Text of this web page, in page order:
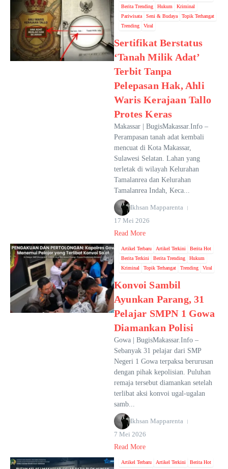
Berita Trending
Hukum
Kriminal
Pariwisata
Seni & Budaya
Topik Terhangat
Trending
Viral
Sertifikat Berstatus
‘Tanah Milik Adat’
Terbit Tanpa
Pelepasan Hak, Ahli
Waris Kerajaan Tallo
Protes Keras
Makassar | BugisMakassar.Info –
Perampasan tanah adat kembali
mencuat di Kota Makassar,
Sulawesi Selatan. Lahan yang
terletak di wilayah Kelurahan
Tamalanrea dan Kelurahan
Tamalanrea Indah, Keca...
Ikhsan Mapparenta
17 Mei 2026
Read More
Artikel Terbaru Artikel Terkini
Berita Hot
Berita Terkini
Berita Trending
Hukum
Kriminal
Topik Terhangat Trending Viral
Konvoi Sambil
Ayunkan Parang, 31
Pelajar SMPN 1 Gowa
Diamankan Polisi
Gowa | BugisMakassar.Info –
Sebanyak 31 pelajar dari SMP
Negeri 1 Gowa terpaksa berurusan
dengan pihak kepolisian. Puluhan
remaja tersebut diamankan setelah
terlibat aksi konvoi ugal-ugalan
samb...
Ikhsan Mapparenta
7 Mei 2026
Read More
Artikel Terbaru Artikel Terkini
Berita Hot